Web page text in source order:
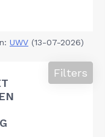
UWV (13-07-2026)
Filters